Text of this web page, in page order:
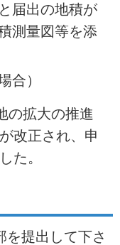
届出の地積が
測量図等を添
合）
の拡大の推進
改正され、申
た。
を提出して下さ